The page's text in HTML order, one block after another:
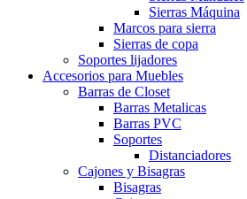
Sierras Máquina
Marcos para sierra
Sierras de copa
Soportes lijadores
Accesorios para Muebles
Barras de Closet
Barras Metalicas
Barras PVC
Soportes
Distanciadores
Cajones y Bisagras
Bisagras